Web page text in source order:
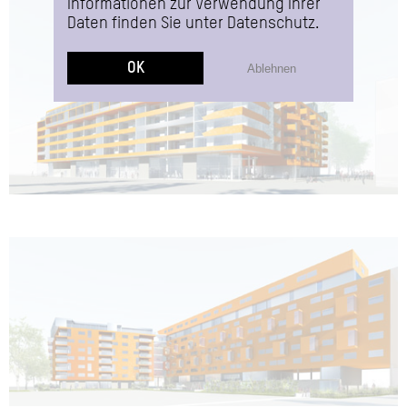
Informationen zur Verwendung Ihrer
Daten finden Sie unter Datenschutz.
OK Ablehnen